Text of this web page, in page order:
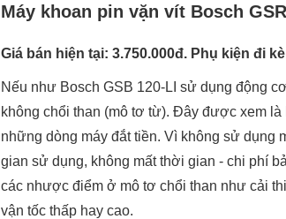
Máy khoan pin vặn vít Bosch
Giá bán hiện tại: 3.750.000đ. Phụ kiện đi
Nếu như Bosch GSB 120-LI sử dụng động
không chổi than (mô tơ từ). Đây được xem
những dòng máy đắt tiền. Vì không sử dụng
gian sử dụng, không mất thời gian - chi phí
các nhược điểm ở mô tơ chổi than như cải
vận tốc thấp hay cao.